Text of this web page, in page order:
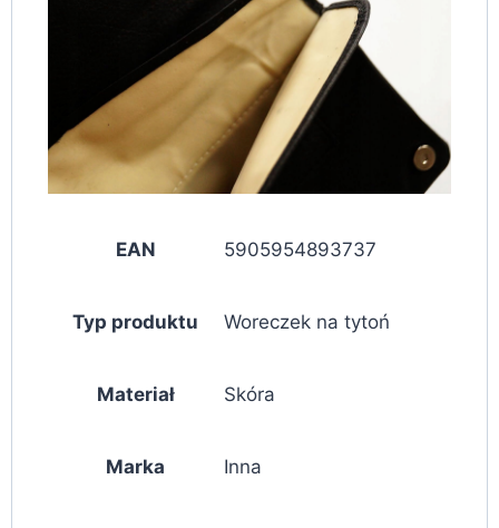
EAN 5905954893737
Typ produktu Woreczek na tytoń
Materiał Skóra
Marka Inna